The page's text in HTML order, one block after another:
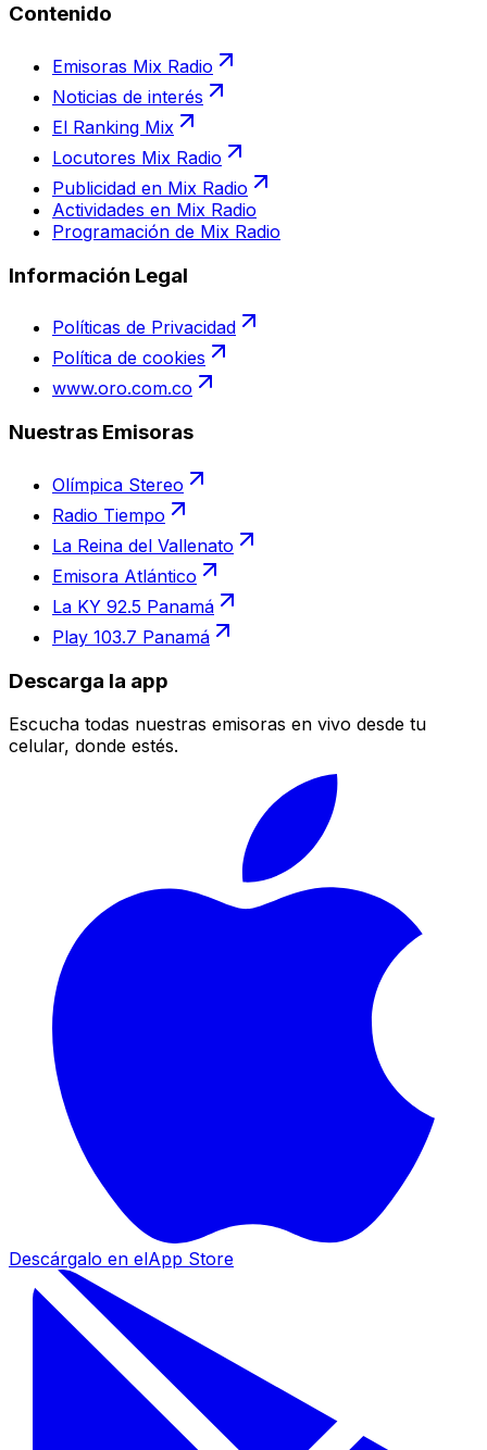
Contenido
Emisoras Mix Radio
Noticias de interés
El Ranking Mix
Locutores Mix Radio
Publicidad en Mix Radio
Actividades en Mix Radio
Programación de Mix Radio
Información Legal
Políticas de Privacidad
Política de cookies
www.oro.com.co
Nuestras Emisoras
Olímpica Stereo
Radio Tiempo
La Reina del Vallenato
Emisora Atlántico
La KY 92.5 Panamá
Play 103.7 Panamá
Descarga la app
Escucha todas nuestras emisoras en vivo desde tu
celular, donde estés.
Descárgalo en elApp Store